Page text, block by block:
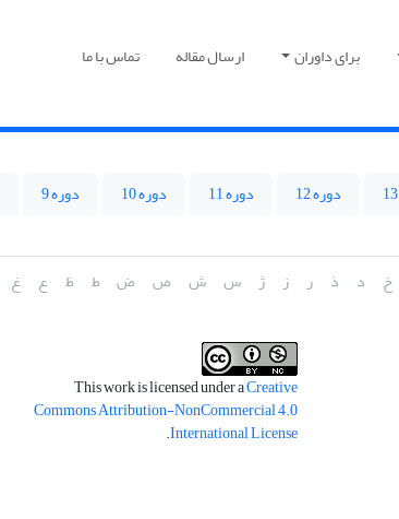
برای داوران ارسال مقاله تماس با ما
دوره 12 دوره 11 دوره 10 دوره 9
خ د ذ ر ز ژ س ش ص ض ط ظ ع غ
This work is licensed under aCreative
Commons Attribution-NonCommercial 4.0
International License
.